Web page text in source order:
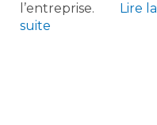
l’entreprise. Lire la
suite